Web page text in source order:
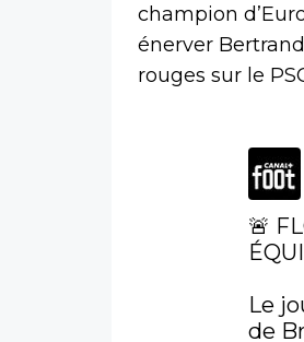
champion
énerver
rouges sur le
🚨
Le
de